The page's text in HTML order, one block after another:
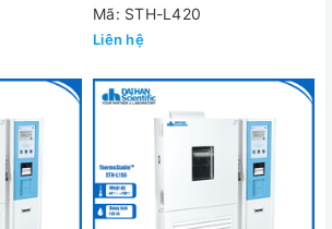
Mã: STH-L420
Liên hệ